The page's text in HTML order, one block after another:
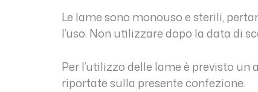
Le lame sono monouso e sterili,
l’uso. Non utilizzare dopo la data di
Per l’utilizzo delle lame è previsto
riportate sulla presente confezione.